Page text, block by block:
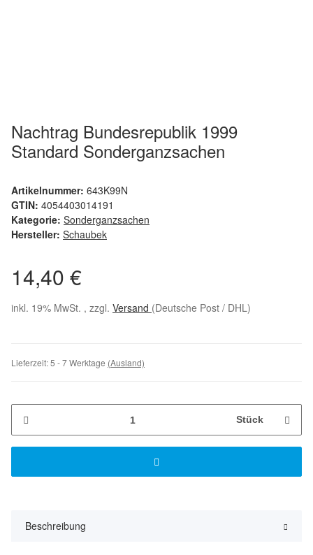
Nachtrag Bundesrepublik 1999
Standard Sonderganzsachen
Artikelnummer: 643K99N
GTIN: 4054403014191
Kategorie: Sonderganzsachen
Hersteller: Schaubek
14,40 €
inkl. 19% MwSt. , zzgl. Versand (Deutsche Post / DHL)
Lieferzeit:5 - 7 Werktage (Ausland)
Stück
Beschreibung